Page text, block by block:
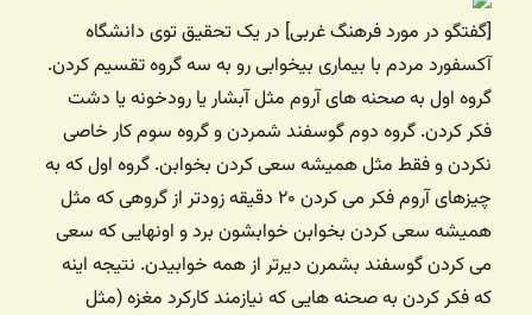
[گفتگو در مورد فرهنگ غربی] در یک تحقیق توی دانشگاه
آکسفورد مردم با بیماری بیخوابی رو به سه گروه تقسیم کردن.
گروه اول به صحنه های آروم مثل آبشار یا رودخونه یا دشت
فکر کردن. گروه دوم گوسفند شمردن و گروه سوم کار خاصی
نکردن و فقط مثل همیشه سعی کردن بخوابن. گروه اول که به
چیزهای آروم فکر می کردن ۲۰ دقیقه زودتر از گروهی که مثل
همیشه سعی کردن بخوابن خوابشون برد و اونهایی که سعی
می کردن گوسفند بشمرن دیرتر از همه خوابیدن. نتیجه اینه
که فکر کردن به صحنه هایی که نیازمند کارکرد مغزه (مثل